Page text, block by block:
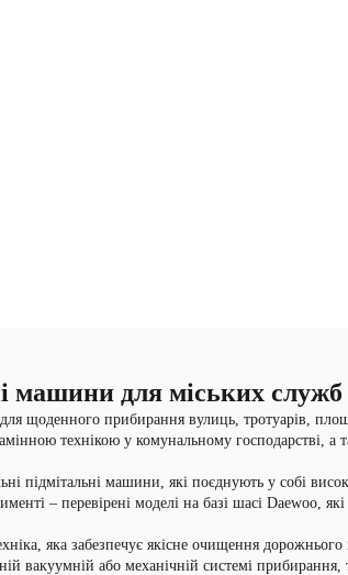
машини для міських служб
щоденного прибирання вулиць, тротуарів,
технікою у комунальному господарстві, а
підмітальні машини, які поєднують у собі
– перевірені моделі на базі шасі Daewoo,
яка забезпечує якісне очищення дорожнього
вакуумній або механічній системі прибирання,